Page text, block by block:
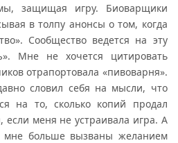
защищая игру. Биоварщики
в толпу анонсы о том, когда
Сообщество ведется на эту
Мне не хочется цитировать
отрапортовала «пивоварня».
словил себя на мысли, что
на то, сколько копий продал
если меня не устраивала игра. А
мне больше вызваны желанием